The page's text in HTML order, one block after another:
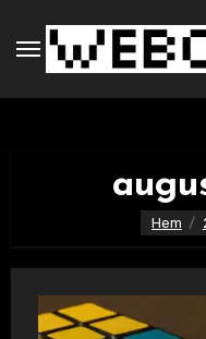
till
innehåll
Hem